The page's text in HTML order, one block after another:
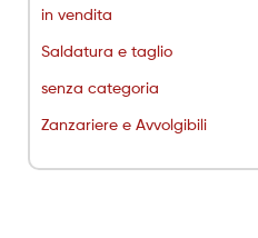
in vendita
Saldatura e taglio
senza categoria
Zanzariere e Avvolgibili